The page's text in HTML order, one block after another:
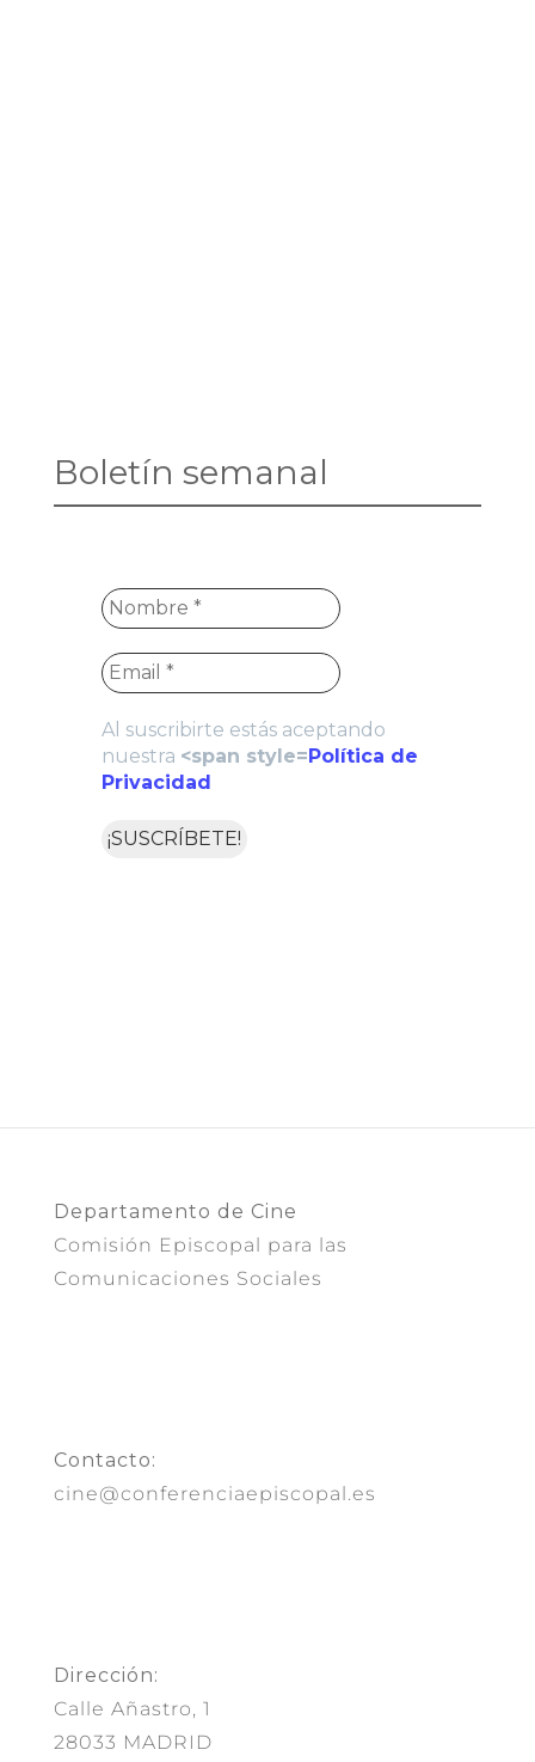
Boletín semanal
Al suscribirte estás aceptando
nuestra <span style= Política de
Privacidad
Departamento de Cine
Comisión Episcopal para las
Comunicaciones Sociales
Contacto:
cine@conferenciaepiscopal.es
Dirección:
Calle Añastro, 1
28033 MADRID